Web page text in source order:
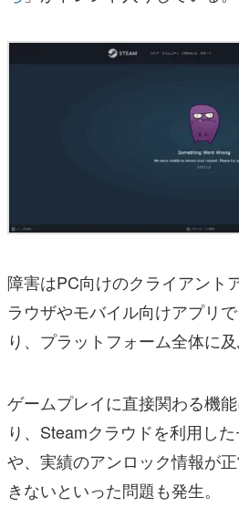
障害はPC向けのクライアント
ラウザやモバイル向けアプリ
り、プラットフォーム全体に
ゲームプレイに直接関わる機
り、Steamクラウドを利用し
や、実績のアンロック情報が
きないといった問題も発生。